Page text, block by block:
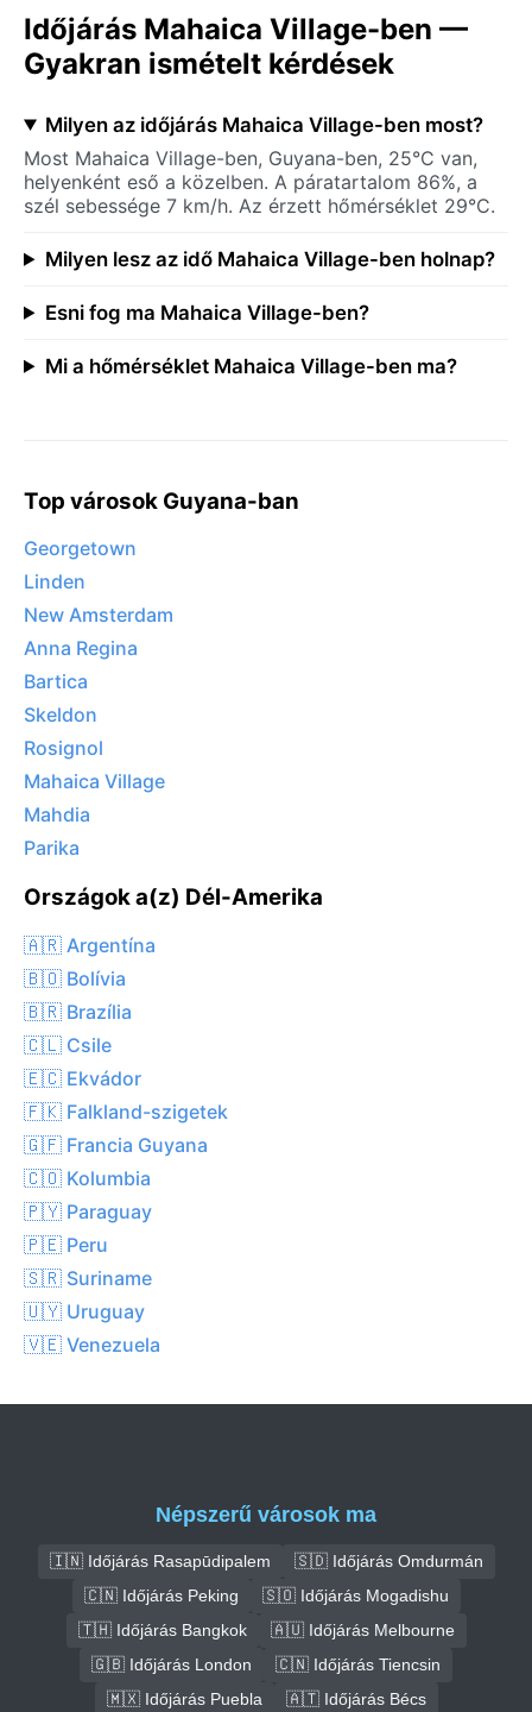
Időjárás Mahaica Village-ben —
Gyakran ismételt kérdések
Milyen az időjárás Mahaica Village-ben most?
Most Mahaica Village-ben, Guyana-ben, 25°C van,
helyenként eső a közelben. A páratartalom 86%, a
szél sebessége 7 km/h. Az érzett hőmérséklet 29°C.
Milyen lesz az idő Mahaica Village-ben holnap?
Esni fog ma Mahaica Village-ben?
Mi a hőmérséklet Mahaica Village-ben ma?
Top városok Guyana-ban
Georgetown
Linden
New Amsterdam
Anna Regina
Bartica
Skeldon
Rosignol
Mahaica Village
Mahdia
Parika
Országok a(z) Dél-Amerika
🇦🇷 Argentína
🇧🇴 Bolívia
🇧🇷 Brazília
🇨🇱 Csile
🇪🇨 Ekvádor
🇫🇰 Falkland-szigetek
🇬🇫 Francia Guyana
🇨🇴 Kolumbia
🇵🇾 Paraguay
🇵🇪 Peru
🇸🇷 Suriname
🇺🇾 Uruguay
🇻🇪 Venezuela
Népszerű városok ma
🇮🇳 Időjárás Rasapūdipalem
🇸🇩 Időjárás Omdurmán
🇨🇳 Időjárás Peking
🇸🇴 Időjárás Mogadishu
🇹🇭 Időjárás Bangkok
🇦🇺 Időjárás Melbourne
🇬🇧 Időjárás London
🇨🇳 Időjárás Tiencsin
🇲🇽 Időjárás Puebla
🇦🇹 Időjárás Bécs